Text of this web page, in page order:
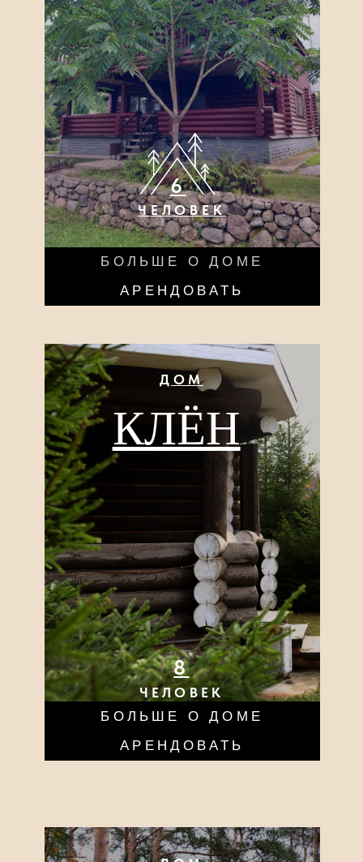
АРЕНДОВАТЬ
БОЛЬШЕ О ДОМЕ
АРЕНДОВАТЬ
БОЛЬШЕ О ДОМЕ
ЧЕЛОВЕК
ДОМ
ДУБ
10
КЕДР